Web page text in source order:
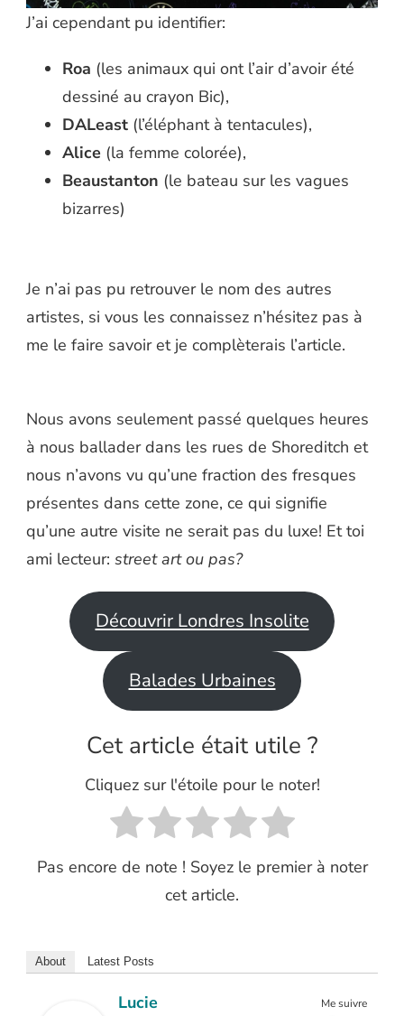
J’ai cependant pu identifier:
Roa (les animaux qui ont l’air d’avoir été
dessiné au crayon Bic),
DALeast (l’éléphant à tentacules),
Alice (la femme colorée),
Beaustanton (le bateau sur les vagues
bizarres)
Je n’ai pas pu retrouver le nom des autres
artistes, si vous les connaissez n’hésitez pas à
me le faire savoir et je complèterais l’article.
Nous avons seulement passé quelques heures
à nous ballader dans les rues de Shoreditch et
nous n’avons vu qu’une fraction des fresques
présentes dans cette zone, ce qui signifie
qu’une autre visite ne serait pas du luxe! Et toi
ami lecteur: street art ou pas?
Découvrir Londres Insolite
Balades Urbaines
Cet article était utile ?
Cliquez sur l'étoile pour le noter!
Pas encore de note ! Soyez le premier à noter
cet article.
About Latest Posts
Me suivre
Lucie